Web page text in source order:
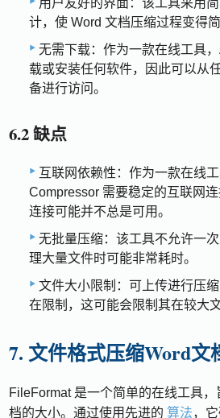
用户友好的界面：该工具采用
计，使 Word 文档压缩过程变得简
无需下载：作为一款在线工具
载或安装任何软件，因此可以从
备进行访问。
6.2 缺点
互联网依赖性：作为一款在线
Compressor 需要稳定的互联网
连接可能并不总是可用。
无批量压缩：该工具不允许一
理大量文件时可能非常耗时。
文件大小限制：可上传进行压
在限制，这可能会限制其在较大
7. 文件格式压缩Word文
FileFormat 是一个简单的在线工具
档的大小。通过使用先进的算法，